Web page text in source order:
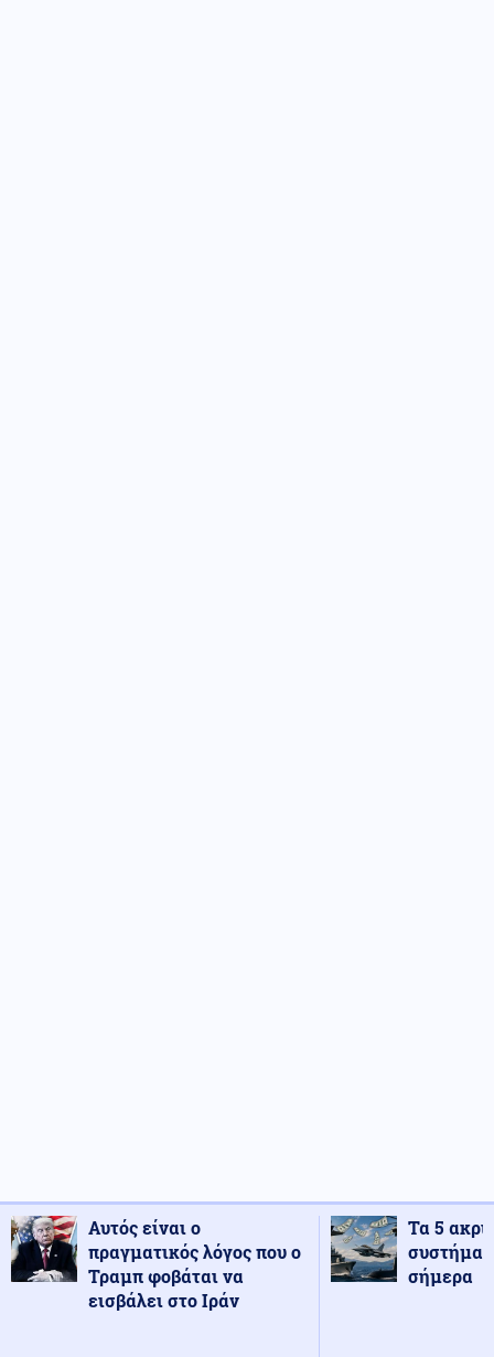
Αυτός είναι ο
πραγματικός λόγος που ο
Τραμπ φοβάται να
εισβάλει στο Ιράν
Τα 5
σήμερα